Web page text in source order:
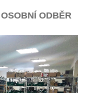
ODBĚR